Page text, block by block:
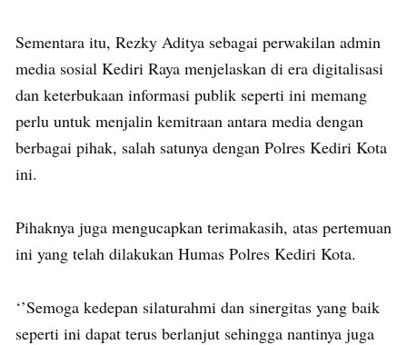
Sementara itu, Rezky Aditya sebagai perwakilan admin
media sosial Kediri Raya menjelaskan di era digitalisasi
dan keterbukaan informasi publik seperti ini memang
perlu untuk menjalin kemitraan antara media dengan
berbagai pihak, salah satunya dengan Polres Kediri Kota
ini.
Pihaknya juga mengucapkan terimakasih, atas pertemuan
ini yang telah dilakukan Humas Polres Kediri Kota.
‘’Semoga kedepan silaturahmi dan sinergitas yang baik
seperti ini dapat terus berlanjut sehingga nantinya juga